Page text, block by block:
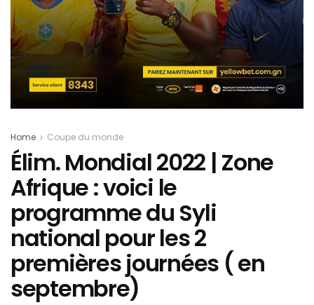
Home Coupe du monde
Élim. Mondial 2022 | Zone
Afrique : voici le
programme du Syli
national pour les 2
premières journées ( en
septembre)